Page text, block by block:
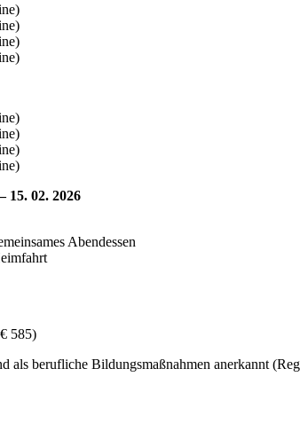
15. 02. 2026
Abendessen
585)
als berufliche Bildungsmaßnahmen anerkannt